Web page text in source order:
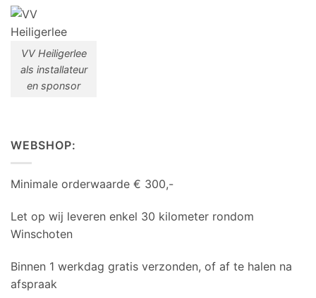
VV Heiligerlee
als installateur
en sponsor
WEBSHOP:
Minimale orderwaarde € 300,-
Let op wij leveren enkel 30 kilometer rondom
Winschoten
Binnen 1 werkdag gratis verzonden, of af te halen na
afspraak